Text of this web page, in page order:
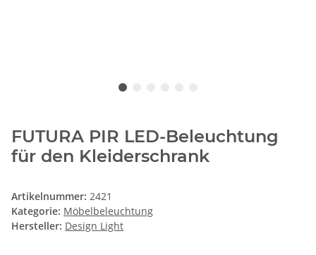
FUTURA PIR LED-Beleuchtung
für den Kleiderschrank
Artikelnummer: 2421
Kategorie: Möbelbeleuchtung
Hersteller: Design Light